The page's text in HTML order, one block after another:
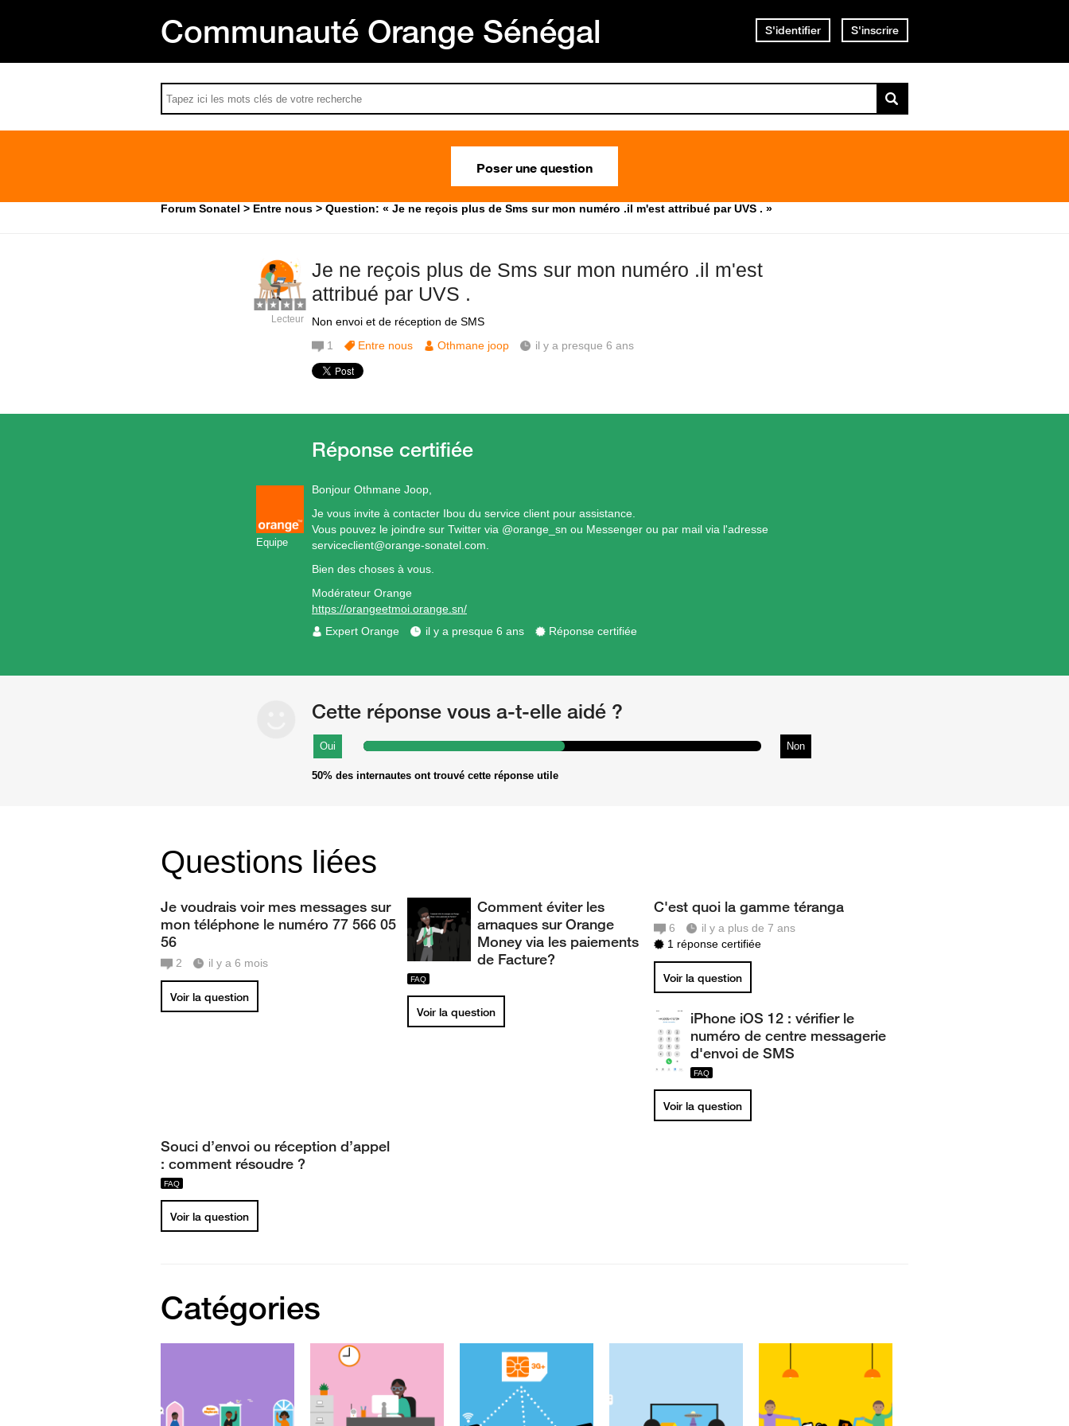
Communauté Orange Sénégal S'identifier S'inscrire
Poser une question
Forum Sonatel Entre nous Question: « Je ne reçois plus de Sms sur mon numéro .il m'est attribué par UVS . »
Je ne reçois plus de Sms sur mon numéro .il m'est
attribué par UVS .
Non envoi et de réception de SMS
Lecteur
1 Entre nous Othmane joop il y a presque 6 ans
Equipe
Bonjour Othmane Joop,
Je vous invite à contacter Ibou du service client pour assistance.
Vous pouvez le joindre sur Twitter via @orange_sn ou Messenger ou par mail via l'adresse
serviceclient@orange-sonatel.com.
Bien des choses à vous.
Modérateur Orange
https://orangeetmoi.orange.sn/
Expert Orange
il y a presque 6 ans Réponse certifiée
Cette réponse vous a-t-elle aidé ?
Non
Oui
50% des internautes ont trouvé cette réponse utile
Questions liées
Je voudrais voir mes messages sur
mon téléphone le numéro 77 566 05
56
2 il y a 6 mois
Voir la question
Comment éviter les
arnaques sur Orange
Money via les paiements
de Facture?
Voir la question
C'est quoi la gamme téranga
6
il y a plus de 7 ans
1 réponse certifiée
Voir la question
iPhone iOS 12 : vérifier le
numéro de centre messagerie
d'envoi de SMS
Voir la question
Souci d’envoi ou réception d’appel
: comment résoudre ?
Voir la question
Catégories